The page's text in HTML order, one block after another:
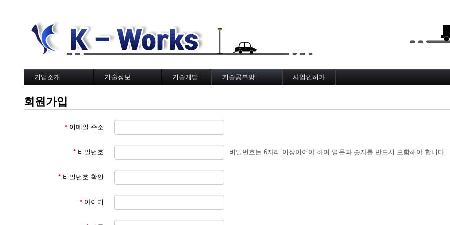
기업소개
웹하드(OwnCloud)
기술정보
한국토지주택공사
지방자치단체
기술개발 기술공부방
AI_기술_게시판
AI_노선분석보고서
사업인허가
회원가입
* 이메일 주소
* 비밀번호 비밀번호는 6자리 이상이어야 하며 영문과 숫자를 반드시 포함해야 합니다.
* 비밀번호 확인
* 아이디